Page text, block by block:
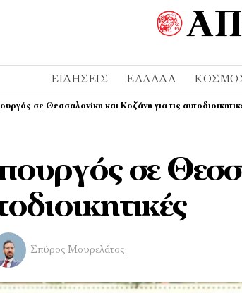
ΕΙΔΉΣΕΙΣ ΕΛΛΆΔΑ
σε Θεσσαλονίκη και Κοζάνη για τις
σε
Σπύρος Μουρελάτος